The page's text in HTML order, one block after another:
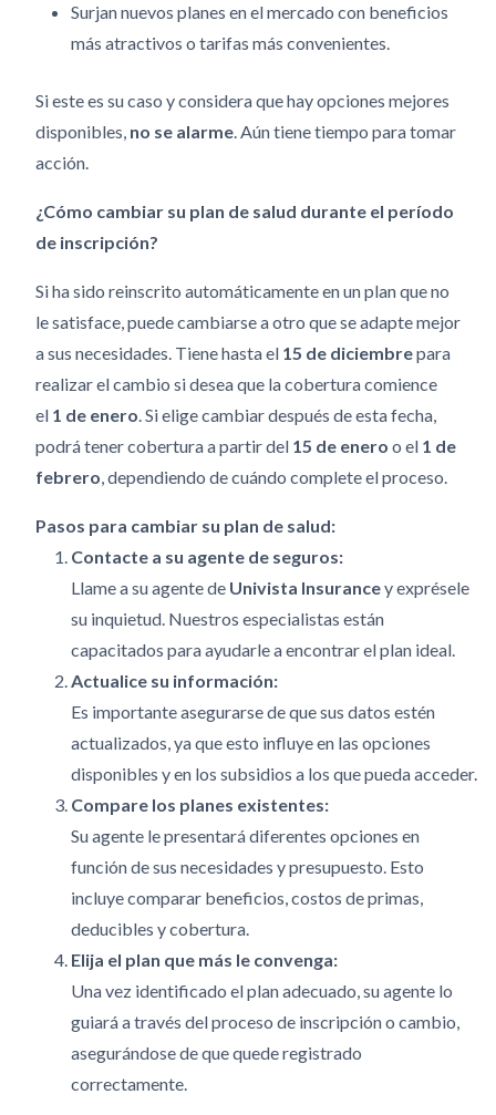
Surjan nuevos planes en el mercado con beneficios
más atractivos o tarifas más convenientes.
Si este es su caso y considera que hay opciones mejores
disponibles, no se alarme. Aún tiene tiempo para tomar
acción.
¿Cómo cambiar su plan de salud durante el período
de inscripción?
Si ha sido reinscrito automáticamente en un plan que no
le satisface, puede cambiarse a otro que se adapte mejor
a sus necesidades. Tiene hasta el 15 de diciembrepara
realizar el cambio si desea que la cobertura comience
el 1 de enero. Si elige cambiar después de esta fecha,
podrá tener cobertura a partir del 15 de enero o el 1 de
febrero, dependiendo de cuándo complete el proceso.
Pasos para cambiar su plan de salud:
Contacte a su agente de seguros:
Llame a su agente de Univista Insurancey exprésele
su inquietud. Nuestros especialistas están
capacitados para ayudarle a encontrar el plan ideal.
Actualice su información:
Es importante asegurarse de que sus datos estén
actualizados, ya que esto influye en las opciones
disponibles y en los subsidios a los que pueda acceder.
Compare los planes existentes:
Su agente le presentará diferentes opciones en
función de sus necesidades y presupuesto. Esto
incluye comparar beneficios, costos de primas,
deducibles y cobertura.
Elija el plan que más le convenga:
Una vez identificado el plan adecuado, su agente lo
guiará a través del proceso de inscripción o cambio,
asegurándose de que quede registrado
correctamente.